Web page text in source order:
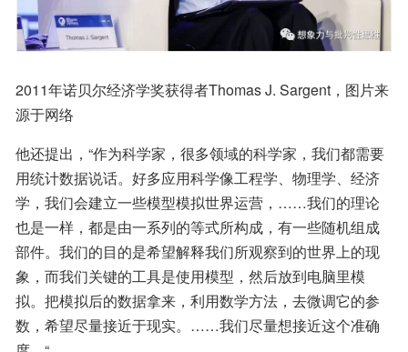
2011年诺贝尔经济学奖获得者Thomas J. Sargent，图片来
源于网络
他还提出，“作为科学家，很多领域的科学家，我们都需要
用统计数据说话。好多应用科学像工程学、物理学、经济
学，我们会建立一些模型模拟世界运营，……我们的理论
也是一样，都是由一系列的等式所构成，有一些随机组成
部件。我们的目的是希望解释我们所观察到的世界上的现
象，而我们关键的工具是使用模型，然后放到电脑里模
拟。把模拟后的数据拿来，利用数学方法，去微调它的参
数，希望尽量接近于现实。……我们尽量想接近这个准确